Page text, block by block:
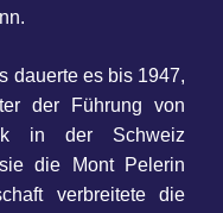
dauerte es bis 1947,
der Führung von
in der Schweiz
die Mont Pelerin
verbreitete die